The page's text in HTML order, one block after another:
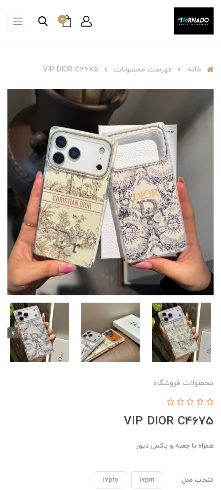
0
خانه فهرست محصولات VIP DIOR C4675
محصولات فروشگاه
VIP DIOR C4675
همراه با جعبه و باکس دیور
انتخاب مدل: 17pm
17pro